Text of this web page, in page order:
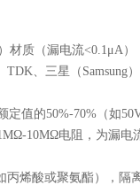
材质（漏电流<0.1μA
TDK、三星（Samsung
定值的50%-70%（如
10MΩ电阻，为漏电
丙烯酸或聚氨酯），隔